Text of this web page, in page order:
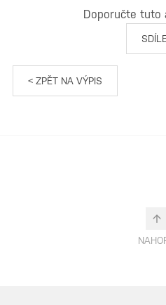
Doporučte tuto
< ZPĚT NA VÝPIS